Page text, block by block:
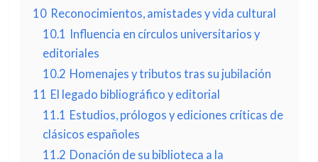
10 Reconocimientos, amistades y vida cultural
10.1 Influencia en círculos universitarios y
editoriales
10.2 Homenajes y tributos tras su jubilación
11 El legado bibliográfico y editorial
11.1 Estudios, prólogos y ediciones críticas de
clásicos españoles
11.2 Donación de su biblioteca a la